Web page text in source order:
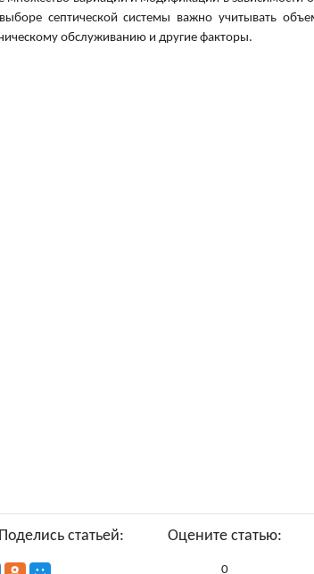
септической системы важно учитывать
обслуживанию и другие факторы.
Поделись статьей: Оцените статью:
0